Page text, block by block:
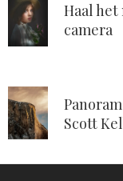
Haal
camera
Scott